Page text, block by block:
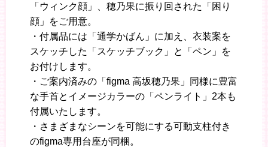
「ウィンク顔」、穂乃果に振り回された「困り
顔」をご用意。
・付属品には「通学かばん」に加え、衣装案を
スケッチした「スケッチブック」と「ペン」を
お付けします。
・ご案内済みの「figma 高坂穂乃果」同様に豊富
な手首とイメージカラーの「ペンライト」2本も
付属いたします。
・さまざまなシーンを可能にする可動支柱付き
のfigma専用台座が同梱。